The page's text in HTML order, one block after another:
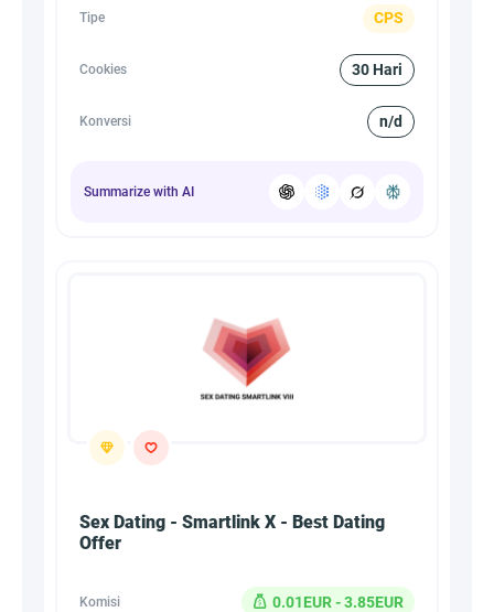
Tipe CPS
Cookies 30 Hari
Konversi n/d
Summarize with AI
Sex Dating - Smartlink X - Best Dating
Offer
Komisi 0.01EUR - 3.85EUR